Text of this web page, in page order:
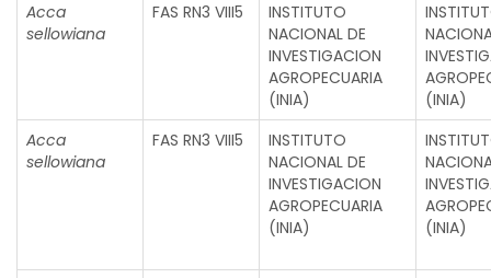
Acca
sellowiana
FAS RN3 VIII5
INSTITUTO
NACIONAL DE
INVESTIGACION
AGROPECUARIA
(INIA)
(INIA)
Acca
sellowiana
FAS RN3 VIII5
INSTITUTO
NACIONAL DE
INVESTIGACION
AGROPECUARIA
(INIA)
(INIA)